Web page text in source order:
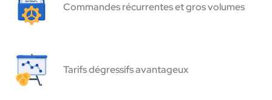
Commandes récurrentes et gros volumes
Tarifs dégressifs avantageux